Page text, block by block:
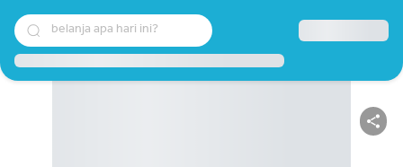
belanja apa hari ini?